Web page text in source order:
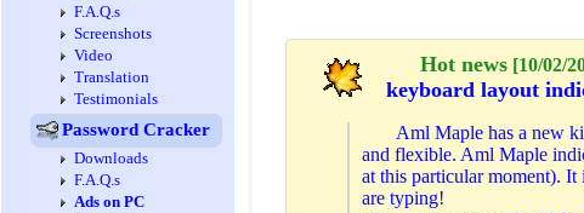
F.A.Q.s
Screenshots
Video
Translation
Testimonials
Password Cracker
Downloads
F.A.Q.s
Ads on PC
Hot news [10/02/
keyboard layout
Aml Maple has a new
and flexible. Aml Maple
at this particular moment).
are typing!